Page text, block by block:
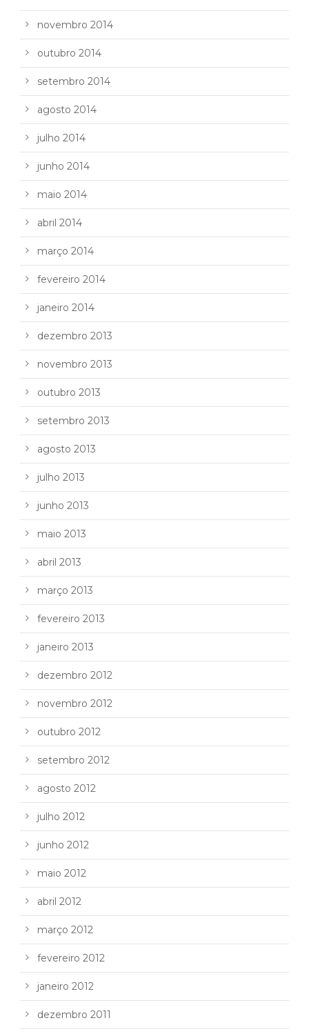
novembro 2014
outubro 2014
setembro 2014
agosto 2014
julho 2014
junho 2014
maio 2014
abril 2014
março 2014
fevereiro 2014
janeiro 2014
dezembro 2013
novembro 2013
outubro 2013
setembro 2013
agosto 2013
julho 2013
junho 2013
maio 2013
abril 2013
março 2013
fevereiro 2013
janeiro 2013
dezembro 2012
novembro 2012
outubro 2012
setembro 2012
agosto 2012
julho 2012
junho 2012
maio 2012
abril 2012
março 2012
fevereiro 2012
janeiro 2012
dezembro 2011